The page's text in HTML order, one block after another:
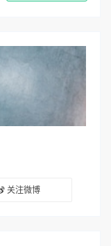
关注微博